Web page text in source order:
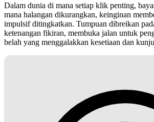
Dalam dunia di mana setiap klik penting,
mana halangan dikurangkan, keinginan
impulsif ditingkatkan. Tumpuan dibreikan
ketenangan fikiran, membuka jalan untuk
belah yang menggalakkan kesetiaan dan